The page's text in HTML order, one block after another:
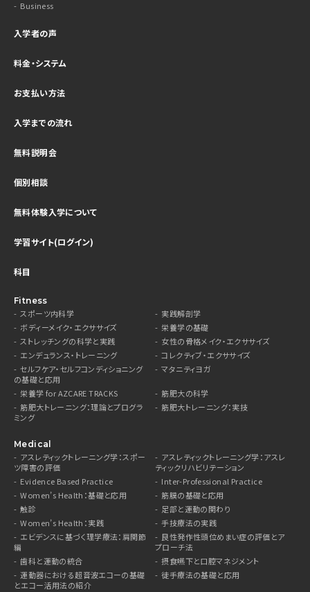
Business
入学者の声
料金・システム
お支払い方法
入学までの流れ
無料説明会
個別相談
無料体験入学について
学習サイト(ログイン)
科目
Fitness
スポーツ内科学
実践解剖学
ボディーメイク・エクササイズ
栄養学の基礎
ストレッチングの科学と実践
女性の骨格メイク・エクササイズ
エンデュランス・トレーニング
コレクティブ・エクササイズ
セルフケア・セルフコンディショニング
の基礎と応用
マタニティヨガ
栄養学 for AZCARE TRACKS
筋肥大の科学
筋肥大トレーニング：理論とプログラ
ミング
筋肥大トレーニング：実技
Medical
アスレティックトレーニング学：スポー
ツ障害の評価
アスレティックトレーニング学：アスレ
ティックリハビリテーション
Evidence Based Practice
Inter-Professional Practice
Women’s Health：基礎と応用
筋膜の基礎と応用
触診
足部と運動の関わり
Women’s Health：実践
手技療法の実践
エビデンスに基づく理学療法：肩関節
編
良性発作性頭位めまい症の評価とア
プローチ法
歯科と運動の統合
摂食嚥下と口腔マネジメント
運動器における超音波エコーの基礎
とエコー活用法の紹介
徒手療法の基礎と応用